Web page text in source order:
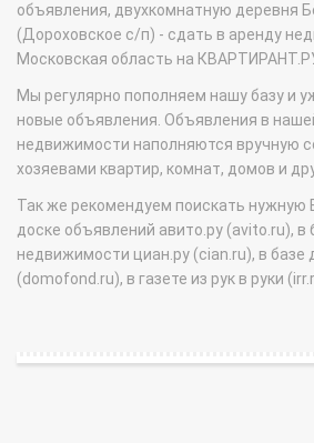
объявления, двухкомнатную деревня
(Дороховское с/п) - сдать в аренду
Московская область на
Мы регулярно пополняем нашу базу и
новые объявления. Объявления в
недвижимости наполняются вручную
хозяевами квартир, комнат, домов и
Так же рекомендуем поискать
доске объявлений авито.ру (avito.ru), в
недвижимости циан.ру (cian.ru), в базе
(domofond.ru), в газете из рук в руки